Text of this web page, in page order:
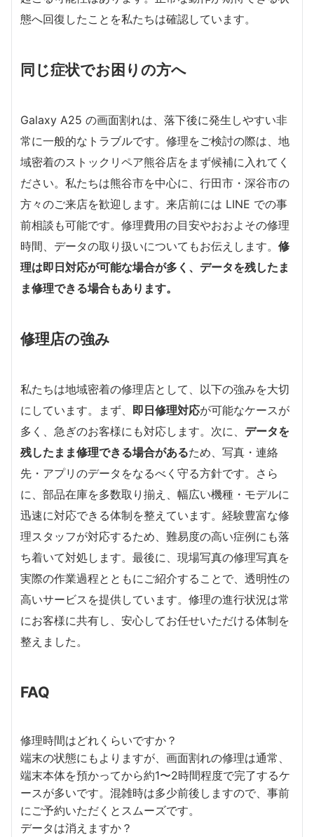
態へ回復したことを私たちは確認しています。
同じ症状でお困りの方へ
Galaxy A25 の画面割れは、落下後に発生しやすい非
常に一般的なトラブルです。修理をご検討の際は、地
域密着のストックリペア熊谷店をまず候補に入れてく
ださい。私たちは熊谷市を中心に、行田市・深谷市の
方々のご来店を歓迎します。来店前には LINE での事
前相談も可能です。修理費用の目安やおおよその修理
時間、データの取り扱いについてもお伝えします。 修
理は即日対応が可能な場合が多く、データを残したま
ま修理できる場合もあります。
修理店の強み
私たちは地域密着の修理店として、以下の強みを大切
にしています。まず、 即日修理対応が可能なケースが
多く、急ぎのお客様にも対応します。次に、 データを
残したまま修理できる場合があるため、写真・連絡
先・アプリのデータをなるべく守る方針です。さら
に、部品在庫を多数取り揃え、幅広い機種・モデルに
迅速に対応できる体制を整えています。経験豊富な修
理スタッフが対応するため、難易度の高い症例にも落
ち着いて対処します。最後に、現場写真の修理写真を
実際の作業過程とともにご紹介することで、透明性の
高いサービスを提供しています。修理の進行状況は常
にお客様に共有し、安心してお任せいただける体制を
整えました。
FAQ
修理時間はどれくらいですか？
端末の状態にもよりますが、画面割れの修理は通常、
端末本体を預かってから約1〜2時間程度で完了するケ
ースが多いです。混雑時は多少前後しますので、事前
にご予約いただくとスムーズです。
データは消えますか？